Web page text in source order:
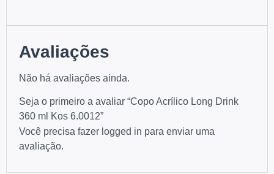
Avaliações
Não há avaliações ainda.
Seja o primeiro a avaliar “Copo Acrílico Long Drink
360 ml Kos 6.0012”
Você precisa fazer logged in para enviar uma
avaliação.